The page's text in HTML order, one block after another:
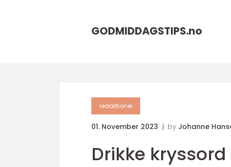
GODMIDDAGSTIPS.no
redaktionel
01. November 2023 by Johanne
Drikke